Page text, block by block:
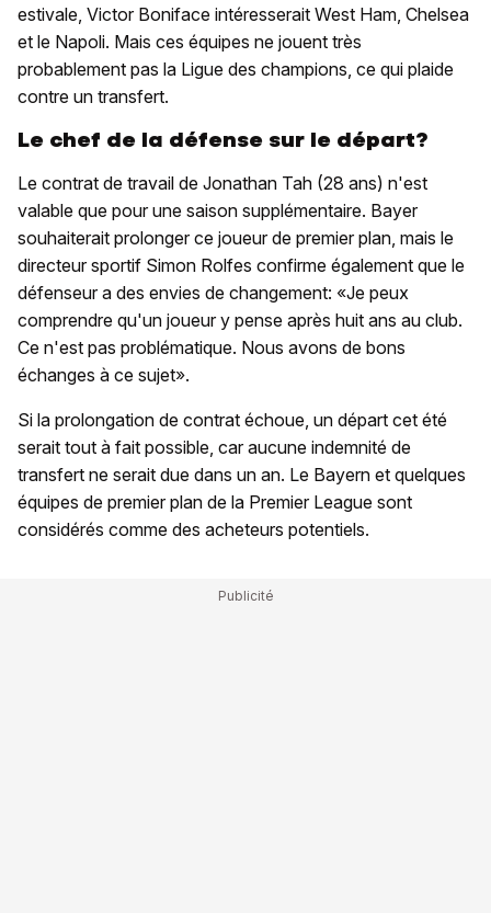
estivale, Victor Boniface intéresserait West Ham, Chelsea
et le Napoli. Mais ces équipes ne jouent très
probablement pas la Ligue des champions, ce qui plaide
contre un transfert.
Le chef de la défense sur le départ?
Le contrat de travail de Jonathan Tah (28 ans) n'est
valable que pour une saison supplémentaire. Bayer
souhaiterait prolonger ce joueur de premier plan, mais le
directeur sportif Simon Rolfes confirme également que le
défenseur a des envies de changement: «Je peux
comprendre qu'un joueur y pense après huit ans au club.
Ce n'est pas problématique. Nous avons de bons
échanges à ce sujet».
Si la prolongation de contrat échoue, un départ cet été
serait tout à fait possible, car aucune indemnité de
transfert ne serait due dans un an. Le Bayern et quelques
équipes de premier plan de la Premier League sont
considérés comme des acheteurs potentiels.